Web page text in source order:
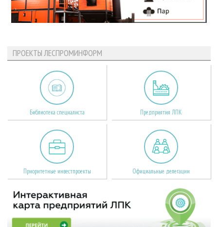
ПРОЕКТЫ ЛЕСПРОМИНФОРМ
Библиотека специалиста Предприятия ЛПК
Приоритетные инвестпроекты Официальные делегации